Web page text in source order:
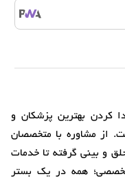
کردن بهترین پزشکان و
از مشاوره با متخصصان
و بینی گرفته تا خدمات
تخصصی؛ همه در یک بستر